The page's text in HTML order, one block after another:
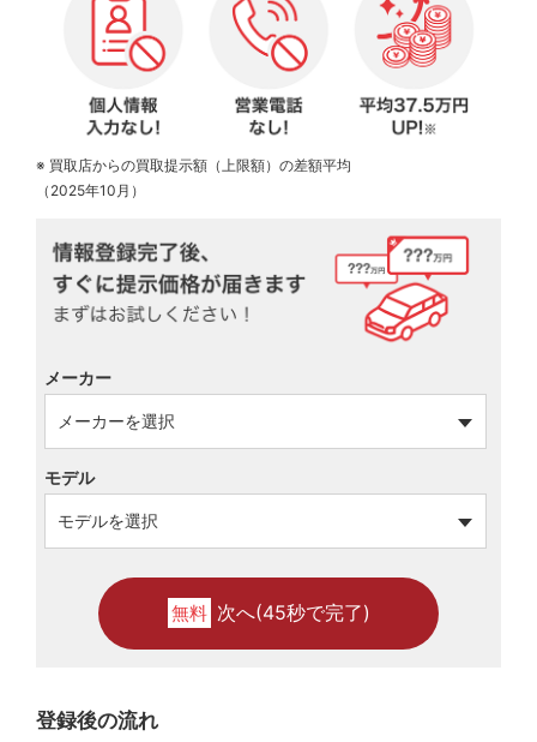
※ 買取店からの買取提示額（上限額）の差額平均
（2025年10月）
メーカー
モデル
無料 次へ(45秒で完了)
登録後の流れ